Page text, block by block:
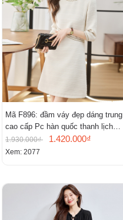
Mã F896: đầm váy đẹp dáng trung
cao cấp Pc hàn quốc thanh lịch
mới
1.930.000₫ 1.420.000₫
Xem: 2077